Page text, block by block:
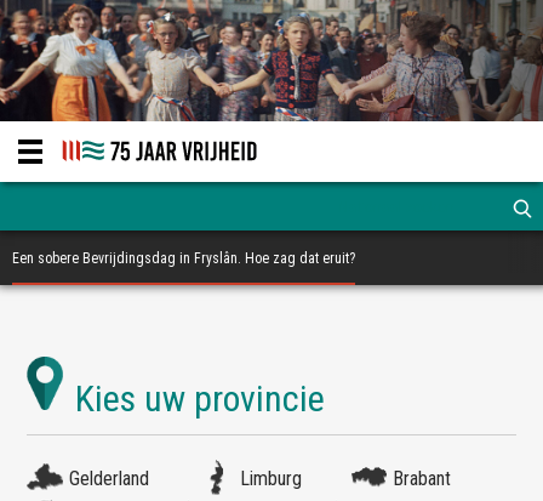
Een sobere Bevrijdingsdag in Fryslân. Hoe zag dat eruit?
Gelderland Limburg
Brabant